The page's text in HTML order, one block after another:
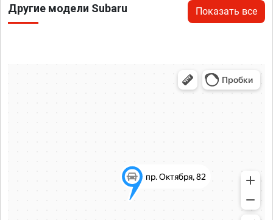
Другие модели Subaru Показать все